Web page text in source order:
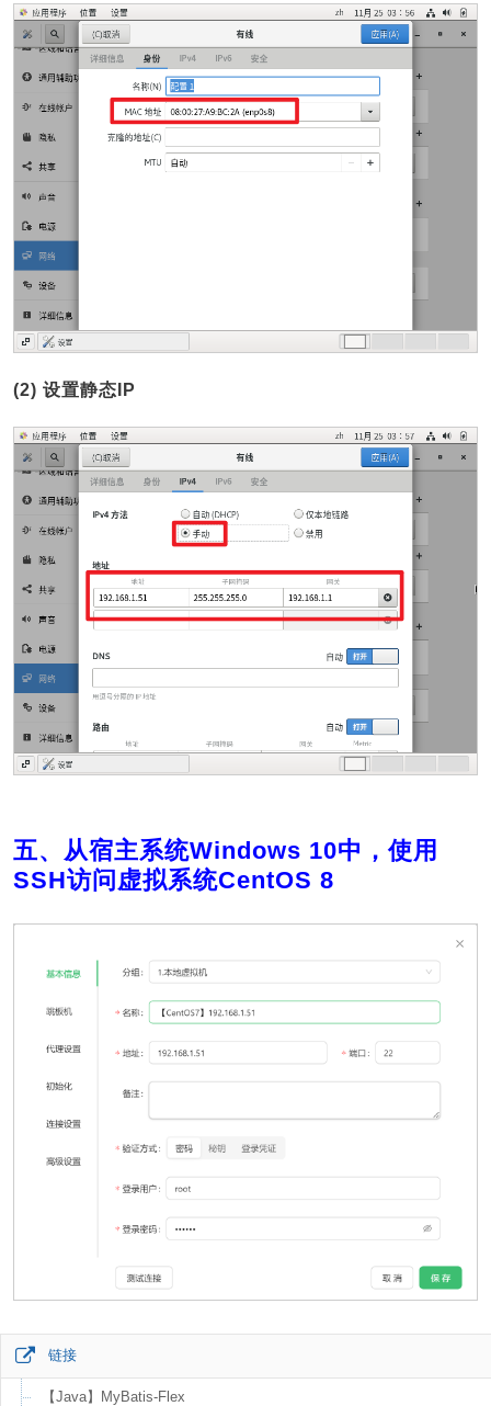
(2) 设置静态IP
五、从宿主系统Windows 10中，使用
SSH访问虚拟系统CentOS 8
链接
【Java】MyBatis-Flex